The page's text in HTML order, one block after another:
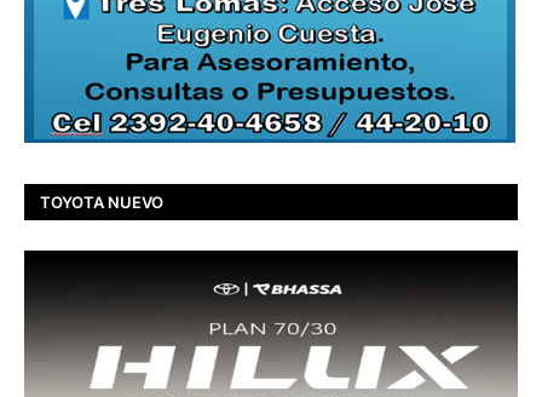
TOYOTA NUEVO